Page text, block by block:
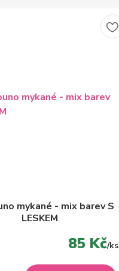
mykané - mix barev S
LESKEM
85 Kč/ks